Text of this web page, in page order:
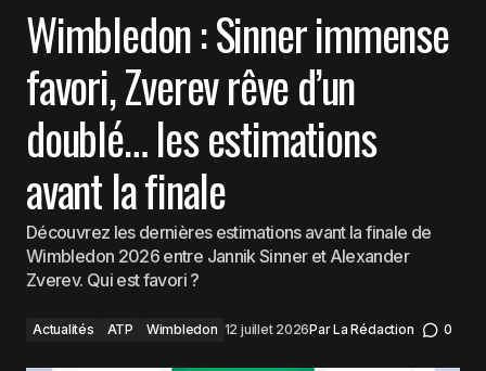
Wimbledon : Sinner immense
favori, Zverev rêve d’un
doublé… les estimations
avant la finale
Découvrez les dernières estimations avant la finale de
Wimbledon 2026 entre Jannik Sinner et Alexander
Zverev. Qui est favori ?
Actualités ATP Wimbledon 12 juillet 2026ParLa Rédaction 0